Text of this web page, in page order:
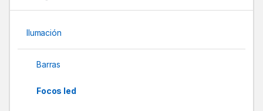
Ilumación
Barras
Focos led